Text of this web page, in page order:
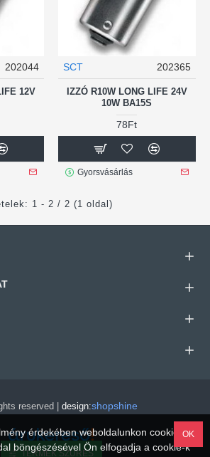
202044
12V
SCT 202365
IZZÓ R10W LONG LIFE 24V
10W BA15S
78Ft
Gyorsvásárlás
1 - 2 / 2 (1 oldal)
reserved | design:shopshine
OK
érdekében weboldalunkon cookie-kat
böngészésével Ön elfogadja a cookie-k
TERMÉK SZŰRÉS